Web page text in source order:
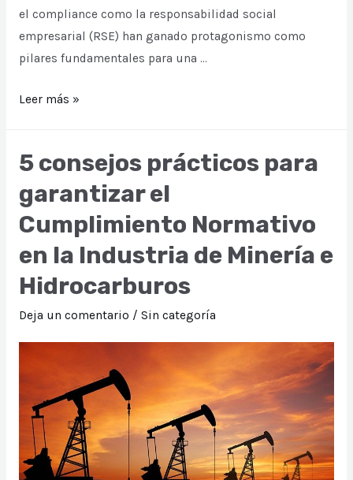
el compliance como la responsabilidad social
empresarial (RSE) han ganado protagonismo como
pilares fundamentales para una …
Compliance
Social
Empresarial
en
Perú
Leer más »
5 consejos prácticos para
garantizar el
Cumplimiento Normativo
en la Industria de Minería e
Hidrocarburos
Deja un comentario / Sin categoría